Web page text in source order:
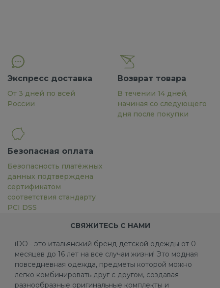
Экспресс доставка
От 3 дней по всей
России
Возврат товара
В течении 14 дней,
начиная со следующего
дня после покупки
Безопасная оплата
Безопасность платёжных
данных подтверждена
сертификатом
соответствия стандарту
PCI DSS
СВЯЖИТЕСЬ С НАМИ
iDO - это итальянский бренд детской одежды от 0
месяцев до 16 лет на все случаи жизни! Это модная
повседневная одежда, предметы которой можно
легко комбинировать друг с другом, создавая
разнообразные оригинальные комплекты и